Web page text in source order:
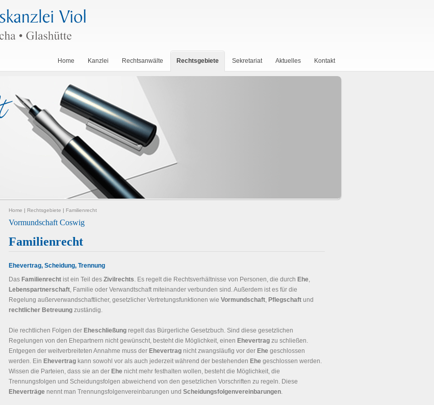
Home Kanzlei Rechtsanwälte Rechtsgebiete Sekretariat Aktuelles Kontakt
Home | Rechtsgebiete | Familienrecht
Vormundschaft Coswig
Familienrecht
Ehevertrag, Scheidung, Trennung
Das Familienrecht ist ein Teil des Zivilrechts. Es regelt die Rechtsverhältnisse von Personen, die durch Ehe,
Lebenspartnerschaft, Familie oder Verwandtschaft miteinander verbunden sind. Außerdem ist es für die
Regelung außerverwandschaftlicher, gesetzlicher Vertretungsfunktionen wie Vormundschaft, Pflegschaft und
rechtlicher Betreuung zuständig.
Die rechtlichen Folgen der Eheschließung regelt das Bürgerliche Gesetzbuch. Sind diese gesetzlichen
Regelungen von den Ehepartnern nicht gewünscht, besteht die Möglichkeit, einen Ehevertrag zu schließen.
Entgegen der weitverbreiteten Annahme muss der Ehevertrag nicht zwangsläufig vor der Ehe geschlossen
werden. Ein Ehevertrag kann sowohl vor als auch jederzeit während der bestehenden Ehe geschlossen werden.
Wissen die Parteien, dass sie an der Ehe nicht mehr festhalten wollen, besteht die Möglichkeit, die
Trennungsfolgen und Scheidungsfolgen abweichend von den gesetzlichen Vorschriften zu regeln. Diese
Eheverträge nennt man Trennungsfolgenvereinbarungen und Scheidungsfolgenvereinbarungen.